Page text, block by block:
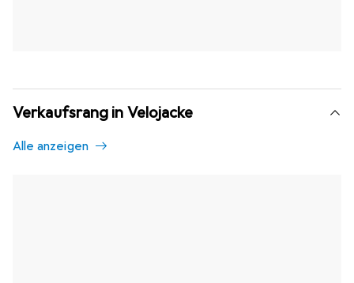
Verkaufsrang in Velojacke
Alle anzeigen